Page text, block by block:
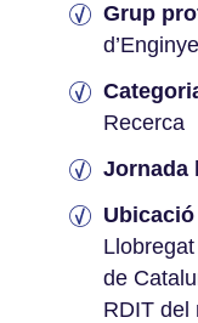
Grup
Recerca
Jornada
de
RDIT del